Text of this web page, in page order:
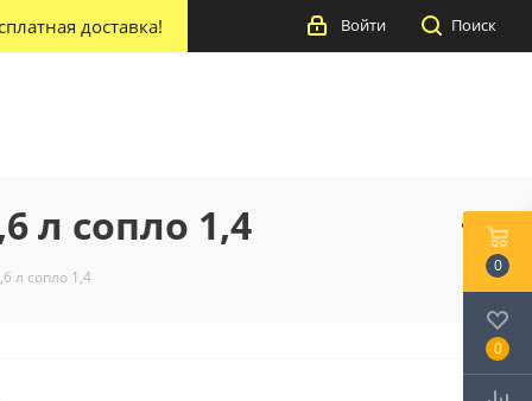
доставка! Поиск
Войти
л сопло 1,4
л сопло 1,4
0
0